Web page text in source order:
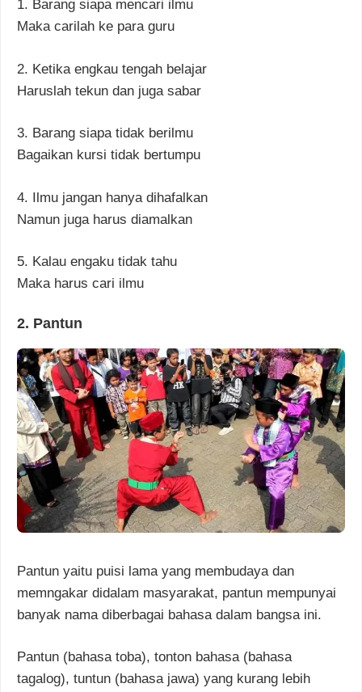
1. Barang siapa mencari ilmu
Maka carilah ke para guru
2. Ketika engkau tengah belajar
Haruslah tekun dan juga sabar
3. Barang siapa tidak berilmu
Bagaikan kursi tidak bertumpu
4. Ilmu jangan hanya dihafalkan
Namun juga harus diamalkan
5. Kalau engaku tidak tahu
Maka harus cari ilmu
2. Pantun
Pantun yaitu puisi lama yang membudaya dan
memngakar didalam masyarakat, pantun mempunyai
banyak nama diberbagai bahasa dalam bangsa ini.
Pantun (bahasa toba), tonton bahasa (bahasa
tagalog), tuntun (bahasa jawa) yang kurang lebih